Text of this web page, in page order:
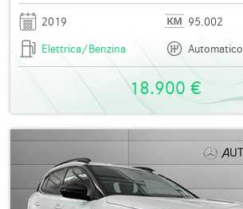
2019
95.002
Elettrica/Benzina
Automatico
18.900 €